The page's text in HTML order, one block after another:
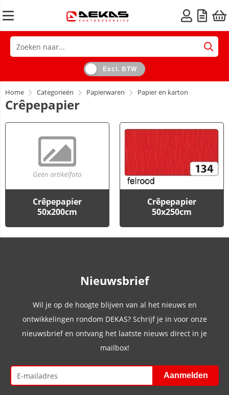
Excl. BTW
Home Categorieën Papierwaren Papier en karton
Crêpepapier
Crêpepapier
50x200cm
Crêpepapier
50x250cm
Nieuwsbrief
Wil je op de hoogte blijven van al het nieuws en
ontwikkelingen rondom DEKAS? Schrijf je in voor onze
nieuwsbrief en ontvang het laatste nieuws direct in je
mailbox!